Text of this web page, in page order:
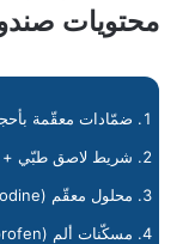
محتويات
ضمّادات معقّمة
شريط لاصق طبّي +
محلول معقّم (Iodine أو Saline) لغسل الجروح.
مسكّنات ألم (Paracetamol/Ibuprofen) ومضادّ حساسيّة.